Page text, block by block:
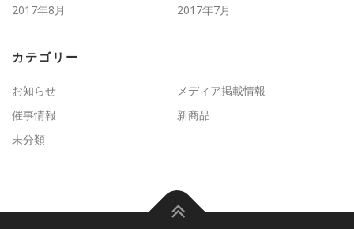
2017年8月
2017年7月
カテゴリー
お知らせ
メディア掲載情報
催事情報
新商品
未分類